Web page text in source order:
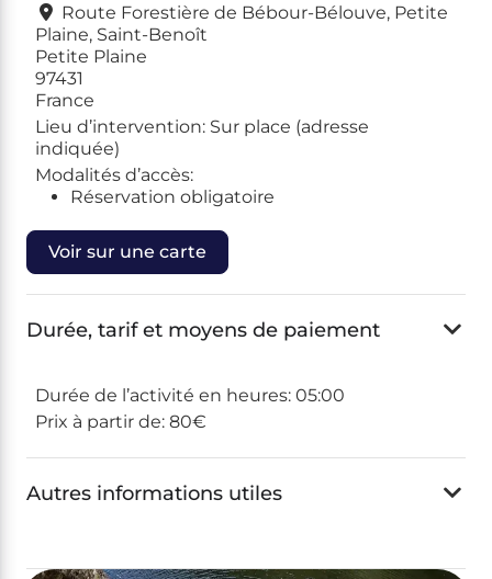
Route Forestière de Bébour-Bélouve, Petite
Plaine, Saint-Benoît
Petite Plaine
97431
France
Lieu d’intervention: Sur place (adresse
indiquée)
Modalités d’accès:
Réservation obligatoire
Voir sur une carte
Durée, tarif et moyens de paiement
Durée de l’activité en heures: 05:00
Prix à partir de: 80€
Autres informations utiles